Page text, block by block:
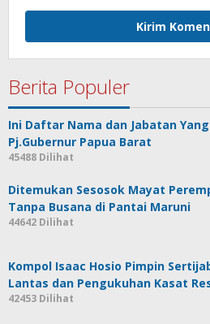
Berita Populer
Ini Daftar Nama dan Jabatan
Pj.Gubernur Papua Barat
45488 Dilihat
Ditemukan Sesosok Mayat
Tanpa Busana di Pantai Maruni
44642 Dilihat
Kompol Isaac Hosio Pimpin
Lantas dan Pengukuhan Kasat
42453 Dilihat